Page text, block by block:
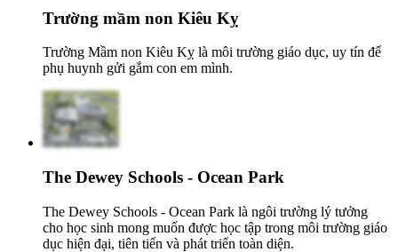
Trường mầm non Kiêu Kỵ
Trường Mầm non Kiêu Kỵ là môi trường giáo dục, uy tín để
phụ huynh gửi gắm con em mình.
The Dewey Schools - Ocean Park
The Dewey Schools - Ocean Park là ngôi trường lý tưởng
cho học sinh mong muốn được học tập trong môi trường giáo
dục hiện đại, tiên tiến và phát triển toàn diện.